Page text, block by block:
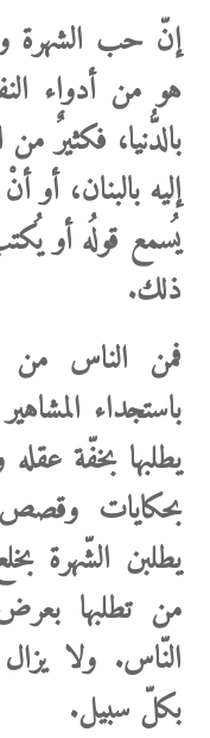
إنّ حب الشهرة
هو من أدواء
بالدُّنيا، فكثيرٌ من
إليه بالبنان،
يُسمع قولُه أو
ذلك.
فمن الناس من
باستجداء
يطلبها بخفّة
بحكايات وقصص
يطلبن الشّهرة
من تطلبها
النّاس. ولا يزال
بكلّ سبيل.